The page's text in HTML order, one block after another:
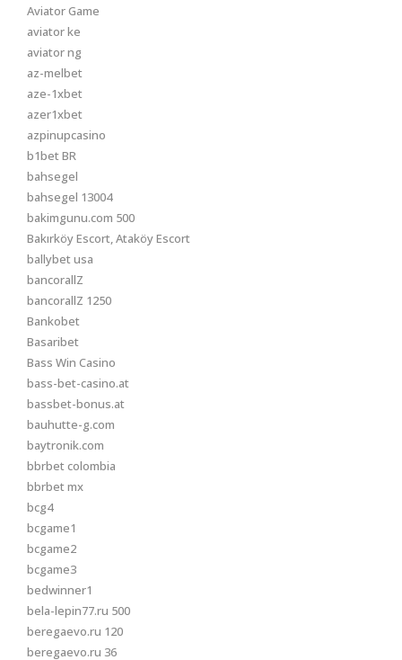
Aviator Game
aviator ke
aviator ng
az-melbet
aze-1xbet
azer1xbet
azpinupcasino
b1bet BR
bahsegel
bahsegel 13004
bakimgunu.com 500
Bakırköy Escort, Ataköy Escort
ballybet usa
bancorallZ
bancorallZ 1250
Bankobet
Basaribet
Bass Win Casino
bass-bet-casino.at
bassbet-bonus.at
bauhutte-g.com
baytronik.com
bbrbet colombia
bbrbet mx
bcg4
bcgame1
bcgame2
bcgame3
bedwinner1
bela-lepin77.ru 500
beregaevo.ru 120
beregaevo.ru 36